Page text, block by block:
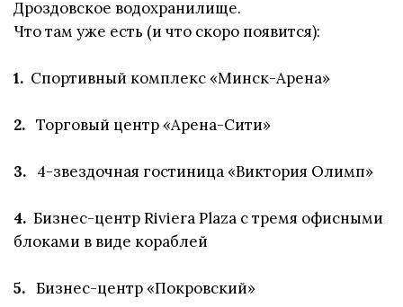
Дроздовское водохранилище.
Что там уже есть (и что скоро появится):
1. Спортивный комплекс «Минск-Арена»
2. Торговый центр «Арена-Сити»
3. 4-звездочная гостиница «Виктория Олимп»
4. Бизнес-центр Riviera Plaza с тремя офисными
блоками в виде кораблей
5. Бизнес-центр «Покровский»